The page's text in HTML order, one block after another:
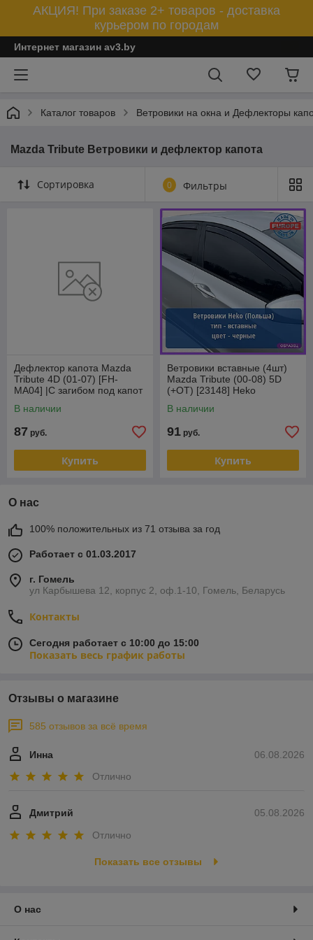
АКЦИЯ! При заказе 2+ товаров - доставка
курьером по городам
Интернет магазин av3.by
Каталог товаров Ветровики на окна и Дефлекторы
Mazda Tribute Ветровики и дефлектор капота
Сортировка 0 Фильтры
Дефлектор капота Mazda
Tribute 4D (01-07) [FH-
MA04] |С загибом под капот
В наличии
87 руб.
Купить
Ветровики вставные (4шт)
Mazda Tribute (00-08) 5D
(+OT) [23148] Heko
В наличии
91 руб.
Купить
О нас
100% положительных из 71 отзыва за год
Работает с 01.03.2017
г. Гомель
ул Карбышева 12, корпус 2, оф.1-10, Гомель, Беларусь
Контакты
Сегодня работает с 10:00 до 15:00
Показать весь график работы
Отзывы о магазине
585 отзывов за всё время
06.08.2026
Инна
Отлично
05.08.2026
Дмитрий
Отлично
Показать все отзывы
О нас